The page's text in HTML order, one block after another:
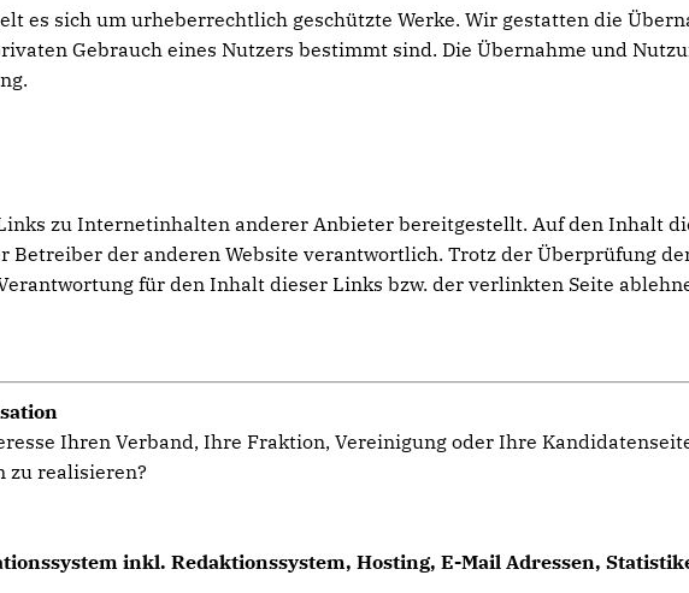
es sich um urheberrechtlich geschützte Werke. Wir gestatten die
Gebrauch eines Nutzers bestimmt sind. Die Übernahme und
zu Internetinhalten anderer Anbieter bereitgestellt. Auf den Inhalt
der anderen Website verantwortlich. Trotz der Überprüfung
für den Inhalt dieser Links bzw. der verlinkten Seite
Ihren Verband, Ihre Fraktion, Vereinigung oder Ihre
zu realisieren?
inkl. Redaktionssystem, Hosting, E-Mail Adressen,